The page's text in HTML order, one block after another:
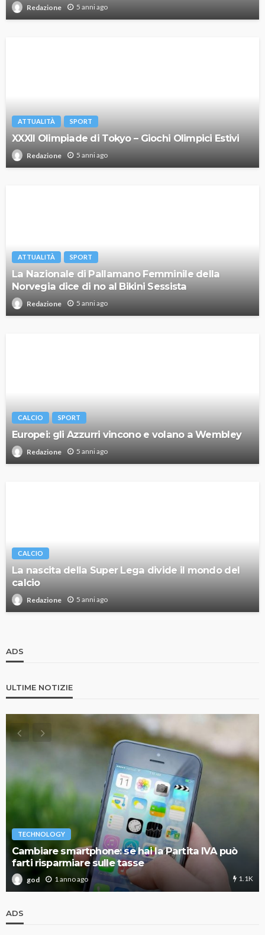
Redazione 5 anni ago
ATTUALITÀ SPORT
XXXII Olimpiade di Tokyo – Giochi Olimpici Estivi
Redazione 5 anni ago
ATTUALITÀ SPORT
La Nazionale di Pallamano Femminile della
Norvegia dice di no al Bikini Sessista
Redazione 5 anni ago
CALCIO SPORT
Europei: gli Azzurri vincono e volano a Wembley
Redazione 5 anni ago
CALCIO
La nascita della Super Lega divide il mondo del
calcio
Redazione 5 anni ago
ADS
ULTIME NOTIZIE
TECHNOLOGY
Cambiare smartphone: se hai la Partita IVA può
farti risparmiare sulle tasse
god 1 anno ago 1.1K
ADS